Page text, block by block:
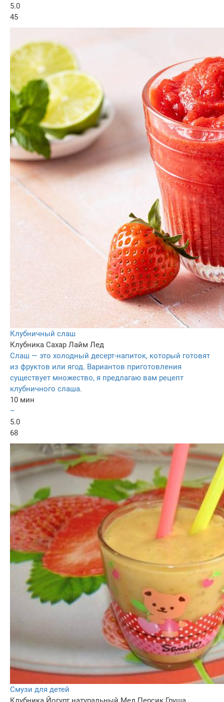
5.0
45
Клубничный слаш
Клубника Сахар Лайм Лед
Слаш — это холодный десерт-напиток, который готовят
из фруктов или ягод. Вариантов приготовления
существует множество, я предлагаю вам рецепт
клубничного слаша.
10 мин
–
5.0
68
Смузи для детей